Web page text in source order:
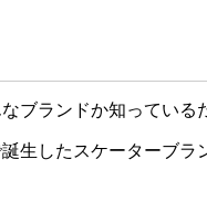
ブランドか知っている
生したスケーターブラ